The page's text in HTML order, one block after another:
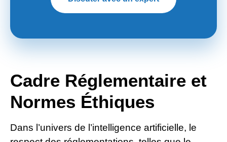
Cadre Réglementaire et
Normes Éthiques
Dans l’univers de l’intelligence artificielle, le